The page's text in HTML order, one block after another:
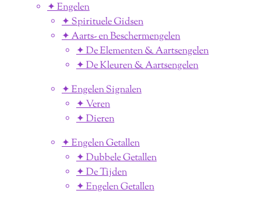
✦ Engelen
✦ Spirituele Gidsen
✦ Aarts- en Beschermengelen
✦ De Elementen & Aartsengelen
✦ De Kleuren & Aartsengelen
✦ Engelen Signalen
✦ Veren
✦ Dieren
✦ Engelen Getallen
✦ Dubbele Getallen
✦ De Tijden
✦ Engelen Getallen